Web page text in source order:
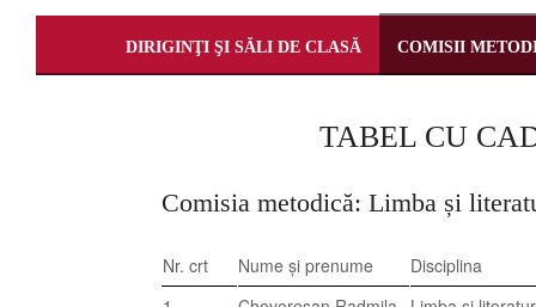
DIRIGINŢI ŞI SĂLI DE CLASĂ COMISII
TABEL CU
Comisia metodică: Limba și
Nr. crt Nume și prenume
Disciplina